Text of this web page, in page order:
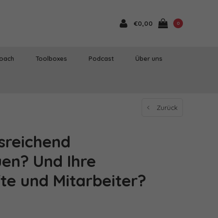
€0,00 0
Toolboxes Podcast Über uns
Zurück
Und Ihre
und Mitarbeiter?